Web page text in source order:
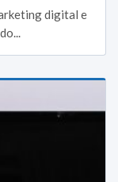
digital e